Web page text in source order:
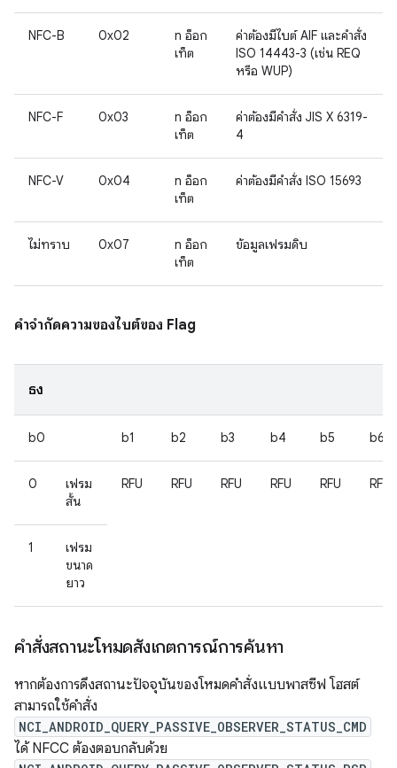
NFC-B 0x02
n อ็อก
เท็ต
ค่าต้องมีไบต์ AIF และคำสั่ง
ISO 14443-3 (เช่น REQ
หรือ WUP)
NFC-F 0x03
n อ็อก
เท็ต
ค่าต้องมีคำสั่ง JIS X 6319-
4
NFC-V 0x04
n อ็อก
เท็ต
ค่าต้องมีคำสั่ง ISO 15693
ไม่ทราบ 0x07
n อ็อก
เท็ต
ข้อมูลเฟรมดิบ
คำจำกัดความของไบต์ของ Flag
ธง
b0 b1 b2 b3 b4 b5 b6
0
เฟรม
สั้น
RFU RFU RFU RFU RFU RFU
1
เฟรม
ขนาด
ยาว
คำสั่งสถานะโหมดสังเกตการณ์การค้นหา
หากต้องการดึงสถานะปัจจุบันของโหมดคำสั่งแบบพาสซีฟ โฮสต์
สามารถใช้คำสั่ง
NCI_ANDROID_QUERY_PASSIVE_OBSERVER_STATUS_CMD
ได้ NFCC ต้องตอบกลับด้วย